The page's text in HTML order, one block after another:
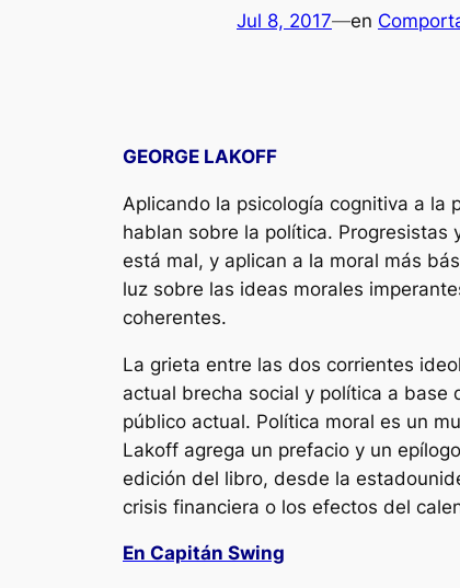
Jul 8, 2017—en
GEORGE LAKOFF
Aplicando la psicología cognitiva a la
hablan sobre la política.
está mal, y aplican a la moral más
luz sobre las ideas morales
coherentes.
La grieta entre las dos corrientes
actual brecha social y política a
público actual. Política moral es un
Lakoff agrega un prefacio y un
edición del libro, desde la
crisis financiera o los efectos del
En Capitán Swing